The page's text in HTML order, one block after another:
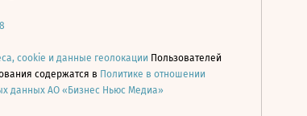
cookie и данные геолокации Пользователей
содержатся в Политике в отношении
данных АО «Бизнес Ньюс Медиа»